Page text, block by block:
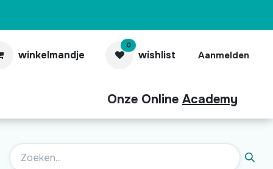
winkelmandje
0
wishlist Aanmelden
Pro
Onze Online Academy